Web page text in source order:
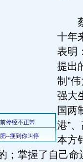
蔡
十年
表明
提出
制”
强大
国两
港”
本方
；掌握了自己命